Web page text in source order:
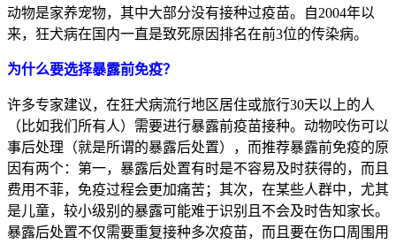
动物是家养宠物，其中大部分没有接种过疫苗。自2004年以
来，狂犬病在国内一直是致死原因排名在前3位的传染病。
为什么要选择暴露前免疫？
许多专家建议，在狂犬病流行地区居住或旅行30天以上的人
（比如我们所有人）需要进行暴露前疫苗接种。动物咬伤可以
事后处理（就是所谓的暴露后处置），而推荐暴露前免疫的原
因有两个：第一，暴露后处置有时是不容易及时获得的，而且
费用不菲，免疫过程会更加痛苦；其次，在某些人群中，尤其
是儿童，较小级别的暴露可能难于识别且不会及时告知家长。
暴露后处置不仅需要重复接种多次疫苗，而且要在伤口周围用